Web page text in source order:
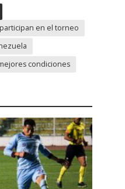
en el torneo
condiciones